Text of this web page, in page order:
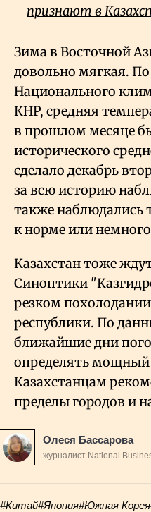
признают в
Зима в Восточной
довольно мягкая.
Национального
КНР, средняя
в прошлом месяце
исторического
сделало декабрь
за всю историю
также наблюдались
к норме или
Казахстан тоже
Синоптики
резком
республики. По
ближайшие дни
определять
Казахстанцам
пределы городов и
Олеся Бассарова
журналист National
#Китай#Япония#Южная Корея